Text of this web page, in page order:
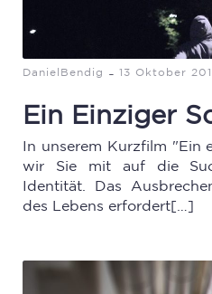
DanielBendig - 13 Oktober
Ein Einziger
In unserem Kurzfilm "Ein
wir Sie mit auf die
Identität. Das
des Lebens erfordert[…]